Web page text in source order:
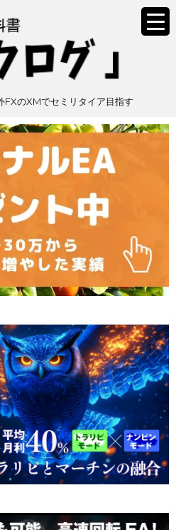
FXのXMでセミリタイア目指す